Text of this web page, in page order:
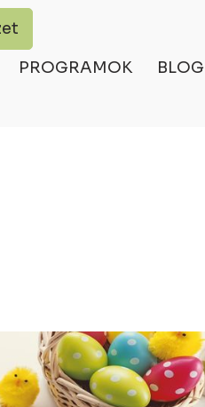
PROGRAMOK BLOG